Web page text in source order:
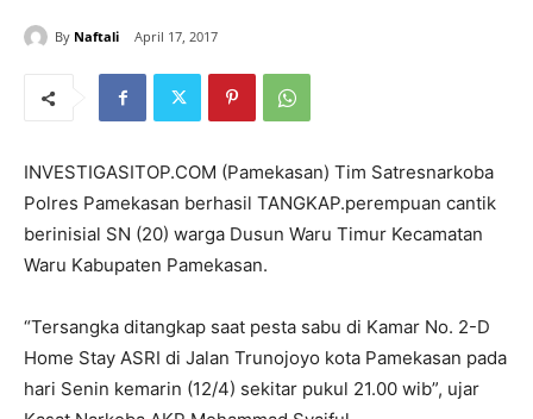
By Naftali April 17, 2017
INVESTIGASITOP.COM (Pamekasan) Tim Satresnarkoba
Polres Pamekasan berhasil TANGKAP.perempuan cantik
berinisial SN (20) warga Dusun Waru Timur Kecamatan
Waru Kabupaten Pamekasan.
“Tersangka ditangkap saat pesta sabu di Kamar No. 2-D
Home Stay ASRI di Jalan Trunojoyo kota Pamekasan pada
hari Senin kemarin (12/4) sekitar pukul 21.00 wib”, ujar